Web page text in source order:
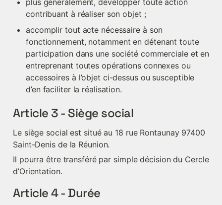
plus généralement, développer toute action
contribuant à réaliser son objet ;
accomplir tout acte nécessaire à son
fonctionnement, notamment en détenant toute
participation dans une société commerciale et en
entreprenant toutes opérations connexes ou
accessoires à l’objet ci-dessus ou susceptible
d’en faciliter la réalisation.
Article 3 - Siège social
Le siège social est situé au 18 rue Rontaunay 97400
Saint-Denis de la Réunion.
Il pourra être transféré par simple décision du Cercle
d’Orientation.
Article 4 - Durée